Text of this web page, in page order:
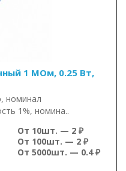
1 МОм, 0.25 Вт,
номинал
1%, номина..
От 10шт. — 2 ₽
От 100шт. — 2 ₽
От 5000шт. — 0.4 ₽